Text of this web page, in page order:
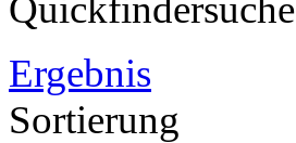
Quickfindersuche
Ergebnis
Sortierung